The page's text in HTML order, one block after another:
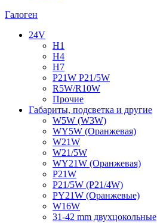
Галоген
24V
H1
H4
H7
P21W P21/5W
R5W/R10W
Прочие
Габариты, подсветка и другие
W5W (W3W)
WY5W (Оранжевая)
W21W
W21/5W
WY21W (Оранжевая)
P21W
P21/5W (P21/4W)
PY21W (Оранжевые)
W16W
31-42 mm двухцокольные